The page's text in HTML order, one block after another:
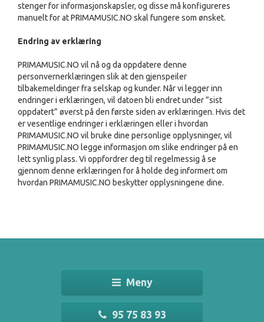
stenger for informasjonskapsler, og disse må konfigureres
manuelt for at PRIMAMUSIC.NO skal fungere som ønsket.
Endring av erklæring
PRIMAMUSIC.NO vil nå og da oppdatere denne
personvernerklæringen slik at den gjenspeiler
tilbakemeldinger fra selskap og kunder. Når vi legger inn
endringer i erklæringen, vil datoen bli endret under ”sist
oppdatert” øverst på den første siden av erklæringen. Hvis det
er vesentlige endringer i erklæringen eller i hvordan
PRIMAMUSIC.NO vil bruke dine personlige opplysninger, vil
PRIMAMUSIC.NO legge informasjon om slike endringer på en
lett synlig plass. Vi oppfordrer deg til regelmessig å se
gjennom denne erklæringen for å holde deg informert om
hvordan PRIMAMUSIC.NO beskytter opplysningene dine.
Meny
95 75 83 93